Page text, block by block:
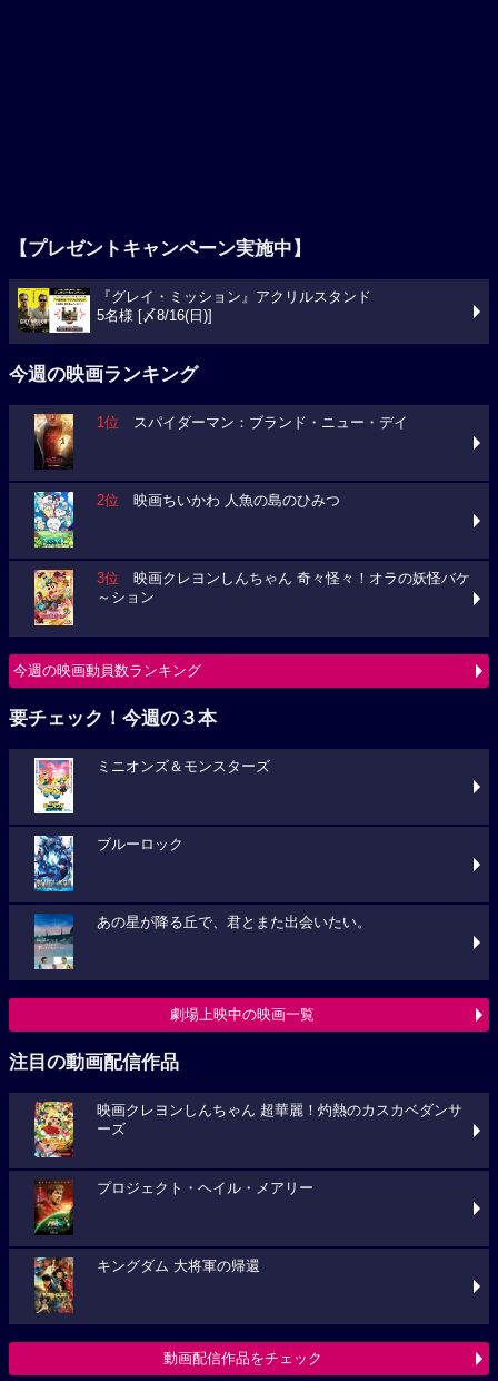
【プレゼントキャンペーン実施中】
『グレイ・ミッション』アクリルスタンド
5名様 [〆8/16(日)]
今週の映画ランキング
1位 スパイダーマン：ブランド・ニュー・デイ
2位 映画ちいかわ 人魚の島のひみつ
3位 映画クレヨンしんちゃん 奇々怪々！オラの妖怪バケ
～ション
今週の映画動員数ランキング
要チェック！今週の３本
ミニオンズ＆モンスターズ
ブルーロック
あの星が降る丘で、君とまた出会いたい。
劇場上映中の映画一覧
注目の動画配信作品
映画クレヨンしんちゃん 超華麗！灼熱のカスカベダンサ
ーズ
プロジェクト・ヘイル・メアリー
キングダム 大将軍の帰還
動画配信作品をチェック